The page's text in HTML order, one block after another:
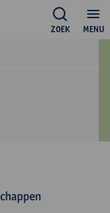
MENU
ZOEK